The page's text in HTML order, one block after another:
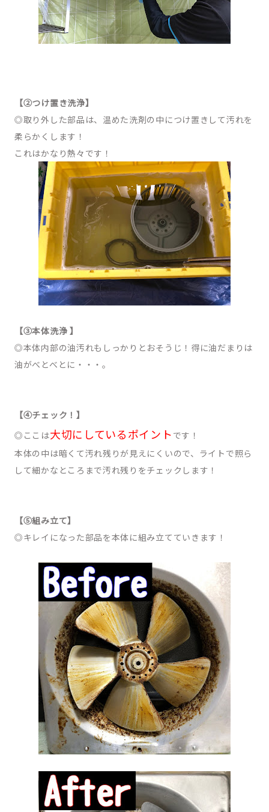
【②つけ置き洗浄】
◎取り外した部品は、温めた洗剤の中につけ置きして汚れを
柔らかくします！
これはかなり熱々です！
【③本体洗浄 】
◎本体内部の油汚れもしっかりとおそうじ！得に油だまりは
油がべとべとに・・・。
【④チェック！】
◎ここは大切にしているポイント です！
本体の中は暗くて汚れ残りが見えにくいので、ライトで照ら
して細かなところまで汚れ残りをチェックします！
【⑤組み立て】
◎キレイになった部品を本体に組み立てていきます！